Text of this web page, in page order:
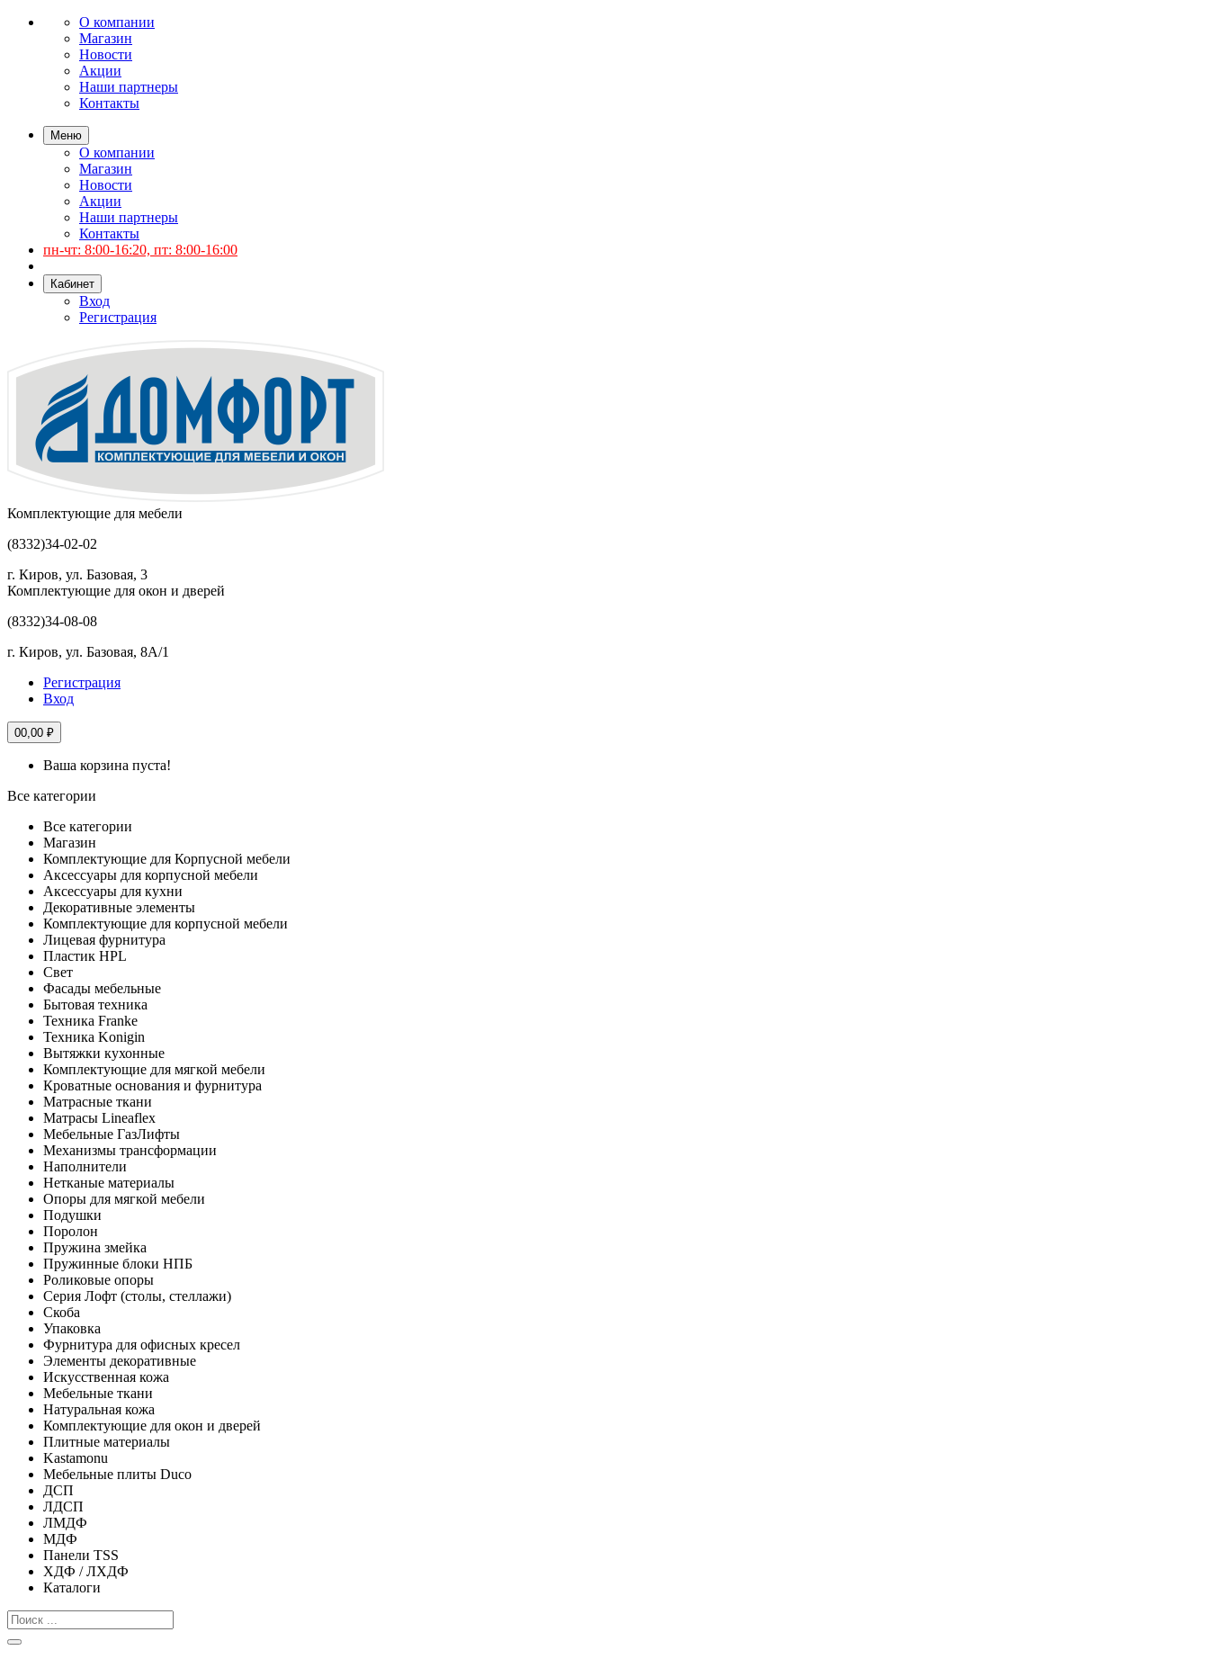
О компании
Магазин
Новости
Акции
Наши партнеры
Контакты
Меню
О компании
Магазин
Новости
Акции
Наши партнеры
Контакты
пн-чт: 8:00-16:20, пт: 8:00-16:00
Кабинет
Вход
Регистрация
Комплектующие для мебели
(8332)34-02-02
г. Киров, ул. Базовая, 3
Комплектующие для окон и дверей
(8332)34-08-08
г. Киров, ул. Базовая, 8А/1
Регистрация
Вход
00,00 ₽
Ваша корзина пуста!
Все категории
Все категории
Магазин
Комплектующие для Корпусной мебели
Аксессуары для корпусной мебели
Аксессуары для кухни
Декоративные элементы
Комплектующие для корпусной мебели
Лицевая фурнитура
Пластик HPL
Свет
Фасады мебельные
Бытовая техника
Техника Franke
Техника Konigin
Вытяжки кухонные
Комплектующие для мягкой мебели
Кроватные основания и фурнитура
Матрасные ткани
Матрасы Lineaflex
Мебельные ГазЛифты
Механизмы трансформации
Наполнители
Нетканые материалы
Опоры для мягкой мебели
Подушки
Поролон
Пружина змейка
Пружинные блоки НПБ
Роликовые опоры
Серия Лофт (столы, стеллажи)
Скоба
Упаковка
Фурнитура для офисных кресел
Элементы декоративные
Искусственная кожа
Мебельные ткани
Натуральная кожа
Комплектующие для окон и дверей
Плитные материалы
Kastamonu
Мебельные плиты Duco
ДСП
ЛДСП
ЛМДФ
МДФ
Панели TSS
ХДФ / ЛХДФ
Каталоги